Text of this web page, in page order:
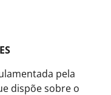
pela
dispõe sobre o